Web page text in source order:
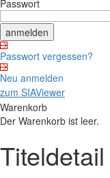
Passwort
Passwort vergessen?
Neu anmelden
zum SIAViewer
Warenkorb
Der Warenkorb ist leer.
Titeldetail